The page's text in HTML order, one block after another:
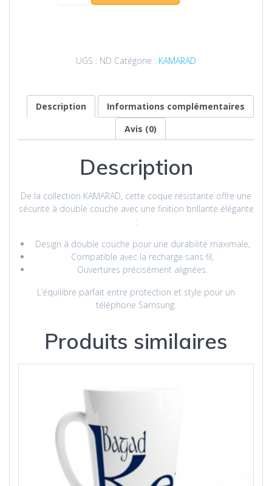
bagad
Keriz
Samsung
tous
modèles
UGS : ND Catégorie : KAMARAD
Description
Informations complémentaires
Avis (0)
Description
De la collection KAMARAD, cette coque résistante offre une
sécurité à double couche avec une finition brillante élégante
:
Design à double couche pour une durabilité maximale,
Compatible avec la recharge sans fil,
Ouvertures précisément alignées.
L’équilibre parfait entre protection et style pour un
téléphone Samsung.
Produits similaires